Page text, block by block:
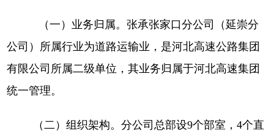
（一）业务归属。张承张家口分公司（延崇分
公司）所属行业为道路运输业，是河北高速公路集团
有限公司所属二级单位，其业务归属于河北高速集团
统一管理。
（二）组织架构。分公司总部设9个部室，4个直